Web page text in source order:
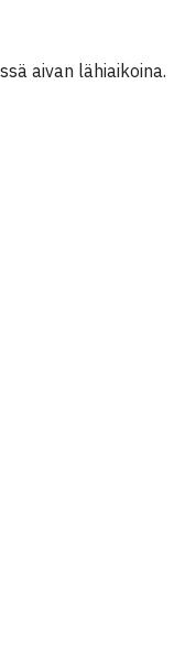
aivan lähiaikoina.